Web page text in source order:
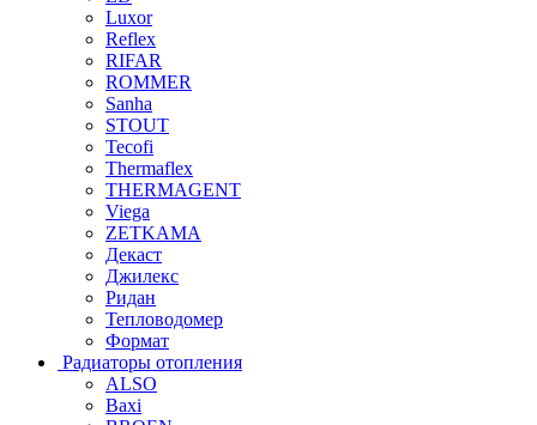
Luxor
Reflex
RIFAR
ROMMER
Sanha
STOUT
Tecofi
Thermaflex
THERMAGENT
Viega
ZETKAMA
Декаст
Джилекс
Ридан
Тепловодомер
Формат
Радиаторы отопления
ALSO
Baxi